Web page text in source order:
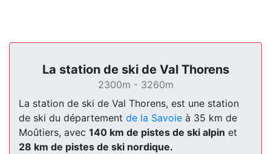
La station de ski de Val Thorens
2300m - 3260m
La station de ski de Val Thorens, est une station
de ski du département de la Savoie à 35 km de
Moûtiers, avec 140 km de pistes de ski alpin et
28 km de pistes de ski nordique.